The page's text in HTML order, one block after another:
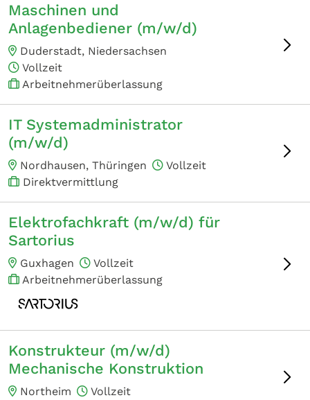
Maschinen und
Anlagenbediener (m/w/d)
Duderstadt, Niedersachsen
Vollzeit
Arbeitnehmerüberlassung
IT Systemadministrator
(m/w/d)
Nordhausen, Thüringen
Vollzeit
Direktvermittlung
Elektrofachkraft (m/w/d) für
Sartorius
Guxhagen
Vollzeit
Arbeitnehmerüberlassung
Konstrukteur (m/w/d)
Mechanische Konstruktion
Northeim
Vollzeit